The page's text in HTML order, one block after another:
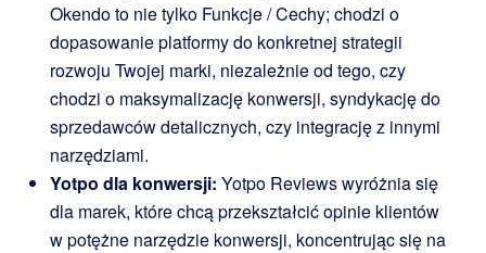
Okendo to nie tylko Funkcje / Cechy; chodzi o
dopasowanie platformy do konkretnej strategii
rozwoju Twojej marki, niezależnie od tego, czy
chodzi o maksymalizację konwersji, syndykację do
sprzedawców detalicznych, czy integrację z innymi
narzędziami.
Yotpo dla konwersji: Yotpo Reviews wyróżnia się
dla marek, które chcą przekształcić opinie klientów
w potężne narzędzie konwersji, koncentrując się na